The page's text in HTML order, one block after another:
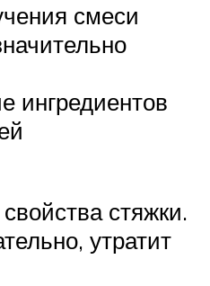
смеси
ингредиентов
стяжки.
утратит